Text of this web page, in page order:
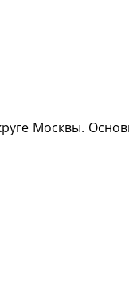
Москвы.